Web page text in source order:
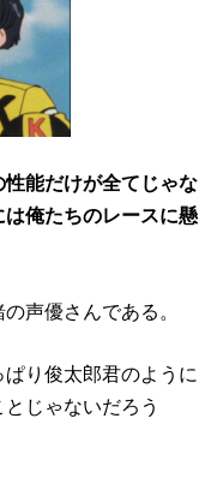
性能だけが全てじゃな
俺たちのレースに懸
声優さんである。
り俊太郎君のように
じゃないだろう